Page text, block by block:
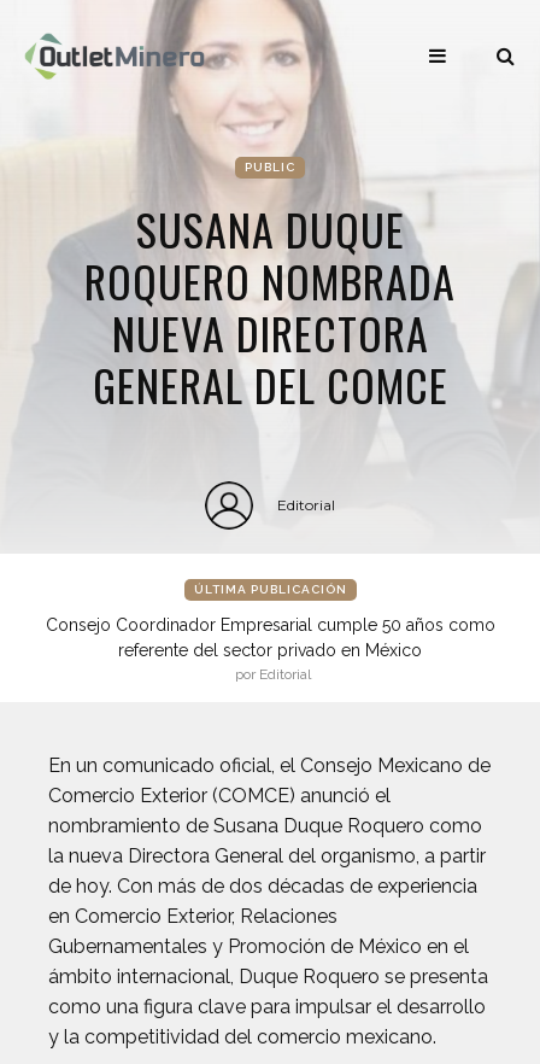
PUBLIC
SUSANA DUQUE
ROQUERO NOMBRADA
NUEVA DIRECTORA
GENERAL DEL COMCE
Editorial
ÚLTIMA PUBLICACIÓN
Consejo Coordinador Empresarial cumple 50 años como
referente del sector privado en México
por Editorial
En un comunicado oficial, el Consejo Mexicano de
Comercio Exterior (COMCE) anunció el
nombramiento de Susana Duque Roquero como
la nueva Directora General del organismo, a partir
de hoy. Con más de dos décadas de experiencia
en Comercio Exterior, Relaciones
Gubernamentales y Promoción de México en el
ámbito internacional, Duque Roquero se presenta
como una figura clave para impulsar el desarrollo
y la competitividad del comercio mexicano.